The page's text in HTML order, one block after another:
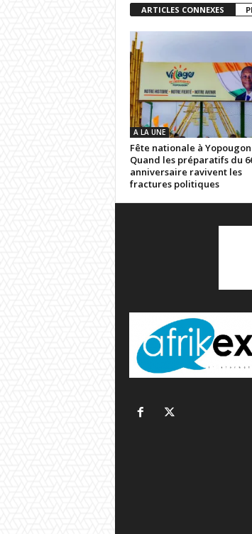
ARTICLES CONNEXES
A LA UNE
Fête nationale à Yopougon
Quand les préparatifs du
anniversaire ravivent les
fractures politiques